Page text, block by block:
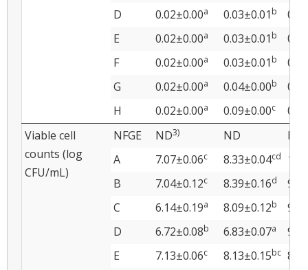
D
0.02±0.00a 0.03±0.01 b
E
0.02±0.00a 0.03±0.01 b
F
0.02±0.00a 0.03±0.01 b
G
0.02±0.00a 0.04±0.00b
H
0.02±0.00a 0.09±0.00c
Viable cell
counts (log
CFU/mL)
NFGE ND3) ND
ND
A
7.07±0.06c 8.33±0.04cd
B
7.04±0.12c 8.39±0.16d
C
6.14±0.19a 8.09±0.12b
D
6.72±0.08b 6.83±0.07a
E
7.13±0.06c 8.13±0.15bc